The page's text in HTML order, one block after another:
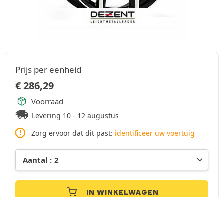
Prijs per eenheid
€286,29
Voorraad
Levering 10 - 12 augustus
Zorg ervoor dat dit past: identificeer uw voertuig
IN WINKELWAGEN